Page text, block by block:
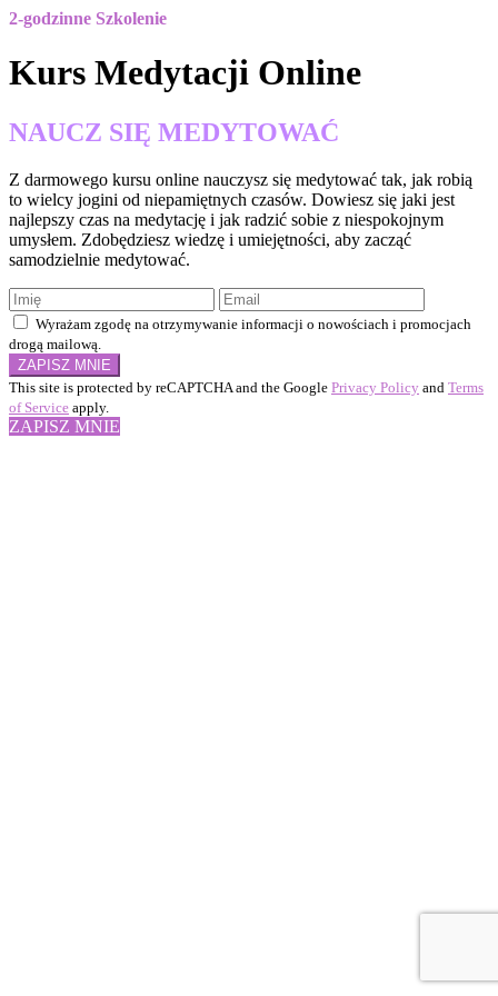
2-godzinne Szkolenie
Kurs Medytacji Online
NAUCZ SIĘ MEDYTOWAĆ
Z darmowego kursu online nauczysz się medytować tak, jak robią
to wielcy jogini od niepamiętnych czasów. Dowiesz się jaki jest
najlepszy czas na medytację i jak radzić sobie z niespokojnym
umysłem. Zdobędziesz wiedzę i umiejętności, aby zacząć
samodzielnie medytować.
Wyrażam zgodę na otrzymywanie informacji o nowościach i promocjach
drogą mailową.
ZAPISZ MNIE
This site is protected by reCAPTCHA and the Google Privacy Policy and Terms
of Service apply.
ZAPISZ MNIE